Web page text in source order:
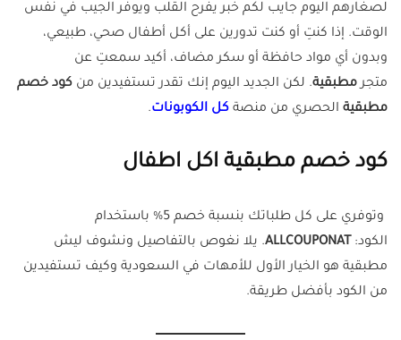
لصغارهم اليوم جايب لكم خبر يفرح القلب ويوفر الجيب في نفس
الوقت. إذا كنتِ أو كنت تدورين على أكل أطفال صحي، طبيعي،
وبدون أي مواد حافظة أو سكر مضاف، أكيد سمعتِ عن
متجرمطبقية. لكن الجديد اليوم إنك تقدر تستفيدين من كود خصم
مطبقية الحصري من منصة كل الكوبونات.
كود خصم مطبقية اكل اطفال
وتوفري على كل طلباتك بنسبة خصم 5% باستخدام
الكود: ALLCOUPONAT. يلا نغوص بالتفاصيل ونشوف ليش
مطبقية هو الخيار الأول للأمهات في السعودية وكيف تستفيدين
من الكود بأفضل طريقة.